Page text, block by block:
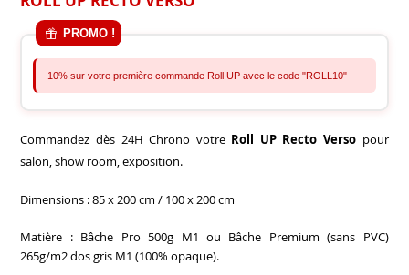
PROMO !
-10% sur votre première commande Roll UP avec le code "ROLL10"
Commandez dès 24H Chrono votre Roll UP Recto Verso pour
salon, show room, exposition.
Dimensions : 85 x 200 cm / 100 x 200 cm
Matière : Bâche Pro 500g M1 ou Bâche Premium (sans PVC)
265g/m2 dos gris M1 (100% opaque).